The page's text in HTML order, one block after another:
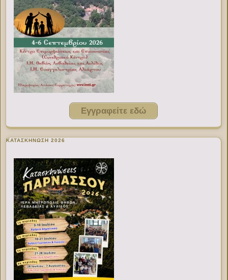
Εγγραφείτε εδώ
ΚΑΤΑΣΚΗΝΩΣΗ 2026